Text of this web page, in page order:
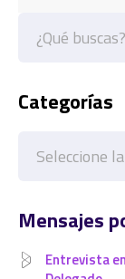
Categorías
Mensajes
Entrevista